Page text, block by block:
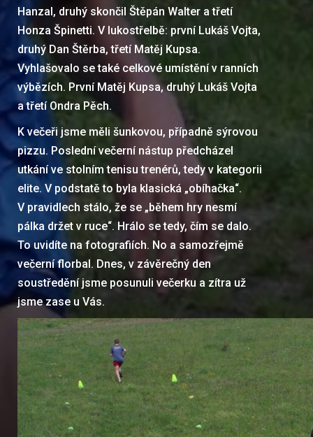
Hanzal, druhý skončil Štěpán Walter a třetí
Honza Špinetti. V lukostřelbě: první Lukáš Vojta,
druhý Dan Štěrba, třetí Matěj Kupsa.
Vyhlašovalo se také celkové umístění v ranních
výbězích. První Matěj Kupsa, druhý Lukáš Vojta
a třetí Ondra Pěch.
K večeři jsme měli šunkovou, případně sýrovou
pizzu. Poslední večerní nástup předcházel
utkání ve stolním tenisu trenérů, tedy v kategorii
elite. V podstatě to byla klasická „obíhačka“.
V pravidlech stálo, že se „během hry nesmí
pálka držet v ruce“. Hrálo se tedy, čím se dalo.
To uvidíte na fotografiích. No a samozřejmě
večerní florbal. Dnes, v závěrečný den
soustředění jsme posunuli večerku a zítra už
jsme zase u Vás.